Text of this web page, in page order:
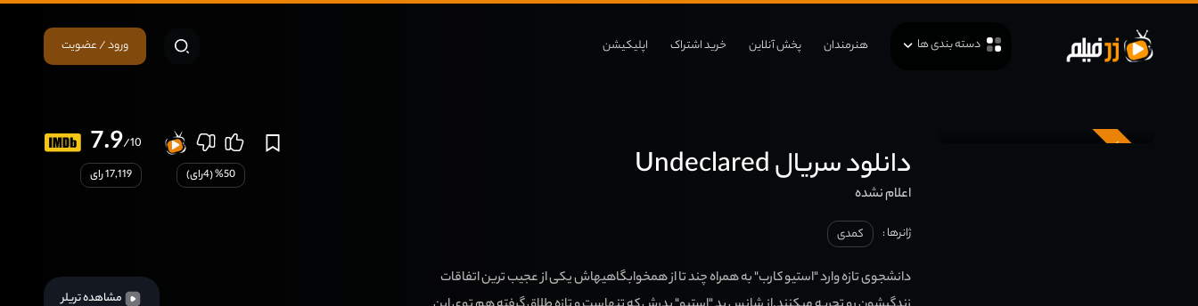
دسته بندی ها هنرمندان پخش آنلاین خرید اشتراک اپلیکیشن ورود / عضویت
زیرنویس دانلود سریال Undeclared
اعلام نشده
ژانرها : کمدی
دانشجوی تازه وارد "استیو کارب" به همراه چند تا از همخوابگاهیهاش یکی از عجیب ترین اتفاقات
7.9/10
17,119 رای 50
% (
4رای)
مشاهده تریلر